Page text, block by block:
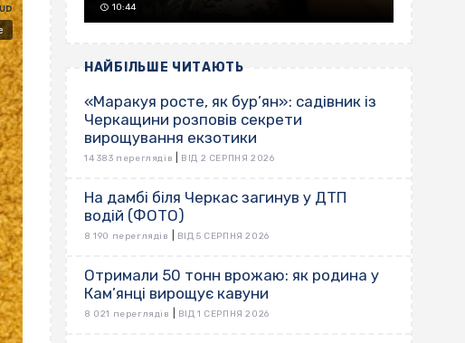
10:44
НАЙБІЛЬШЕ ЧИТАЮТЬ
«Маракуя росте, як бур’ян»: садівник із
Черкащини розповів секрети
вирощування екзотики
14 383 переглядів ВІД 2 СЕРПНЯ 2026
На дамбі біля Черкас загинув у ДТП
водій (ФОТО)
8 190 переглядів ВІД 5 СЕРПНЯ 2026
Отримали 50 тонн врожаю: як родина у
Кам’янці вирощує кавуни
8 021 переглядів ВІД 1 СЕРПНЯ 2026